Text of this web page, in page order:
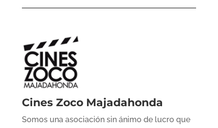
Cines Zoco Majadahonda
Somos una asociación sin ánimo de lucro que